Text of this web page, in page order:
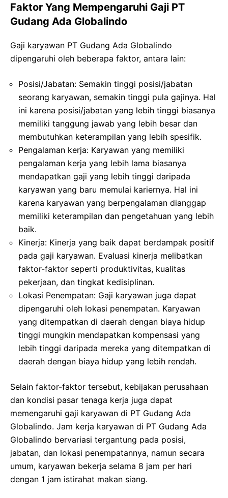
Faktor Yang Mempengaruhi Gaji PT
Gudang Ada Globalindo
Gaji karyawan PT Gudang Ada Globalindo
dipengaruhi oleh beberapa faktor, antara lain:
Posisi/Jabatan: Semakin tinggi posisi/jabatan
seorang karyawan, semakin tinggi pula gajinya. Hal
ini karena posisi/jabatan yang lebih tinggi biasanya
memiliki tanggung jawab yang lebih besar dan
membutuhkan keterampilan yang lebih spesifik.
Pengalaman kerja: Karyawan yang memiliki
pengalaman kerja yang lebih lama biasanya
mendapatkan gaji yang lebih tinggi daripada
karyawan yang baru memulai kariernya. Hal ini
karena karyawan yang berpengalaman dianggap
memiliki keterampilan dan pengetahuan yang lebih
baik.
Kinerja: Kinerja yang baik dapat berdampak positif
pada gaji karyawan. Evaluasi kinerja melibatkan
faktor-faktor seperti produktivitas, kualitas
pekerjaan, dan tingkat kedisiplinan.
Lokasi Penempatan: Gaji karyawan juga dapat
dipengaruhi oleh lokasi penempatan. Karyawan
yang ditempatkan di daerah dengan biaya hidup
tinggi mungkin mendapatkan kompensasi yang
lebih tinggi daripada mereka yang ditempatkan di
daerah dengan biaya hidup yang lebih rendah.
Selain faktor-faktor tersebut, kebijakan perusahaan
dan kondisi pasar tenaga kerja juga dapat
memengaruhi gaji karyawan di PT Gudang Ada
Globalindo. Jam kerja karyawan di PT Gudang Ada
Globalindo bervariasi tergantung pada posisi,
jabatan, dan lokasi penempatannya, namun secara
umum, karyawan bekerja selama 8 jam per hari
dengan 1 jam istirahat makan siang.